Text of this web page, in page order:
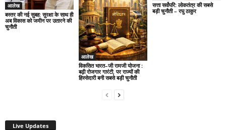
आलेख
बस्तर की नई सुबह: सुरक्षा के साथ ही
अब विकास को जमीन पर उतारने की
चुनौती
आलेख
विकसित भारत–जी रामजी योजना :
बढ़ी रोजगार गारंटी, पर राज्यों की
हिस्सेदारी बनी सबसे बड़ी चुनौती
सत्ता सर्वोपरि: लोकतंत्र की सबसे
बड़ी चुनौती – रघु ठाकुर
Live Updates